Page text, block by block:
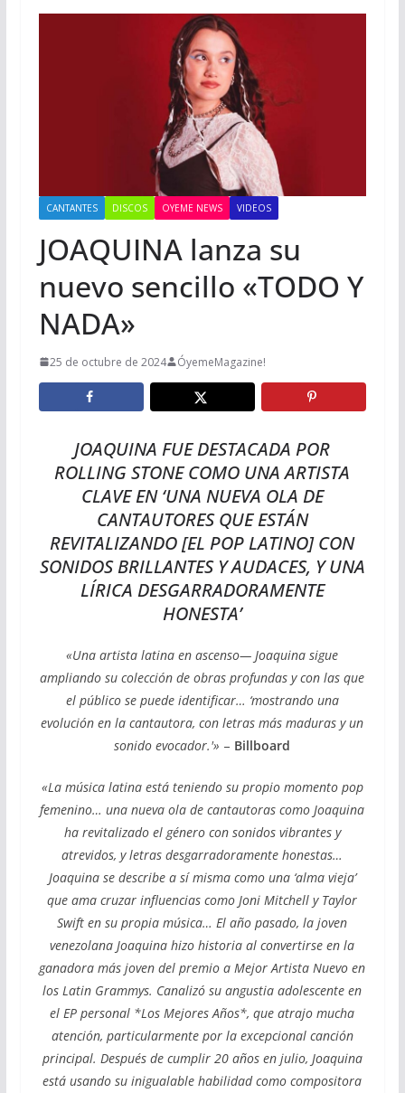
CANTANTES DISCOS OYEME NEWS VIDEOS
JOAQUINA lanza su
nuevo sencillo «TODO Y
NADA»
25 de octubre de 2024 ÓyemeMagazine!
JOAQUINA FUE DESTACADA POR
ROLLING STONE COMO UNA ARTISTA
CLAVE EN ‘UNA NUEVA OLA DE
CANTAUTORES QUE ESTÁN
REVITALIZANDO [EL POP LATINO] CON
SONIDOS BRILLANTES Y AUDACES, Y UNA
LÍRICA DESGARRADORAMENTE
HONESTA’
«Una artista latina en ascenso— Joaquina sigue
ampliando su colección de obras profundas y con las que
el público se puede identificar… ‘mostrando una
evolución en la cantautora, con letras más maduras y un
sonido evocador.'» – Billboard
«La música latina está teniendo su propio momento pop
femenino… una nueva ola de cantautoras como Joaquina
ha revitalizado el género con sonidos vibrantes y
atrevidos, y letras desgarradoramente honestas…
Joaquina se describe a sí misma como una ‘alma vieja’
que ama cruzar influencias como Joni Mitchell y Taylor
Swift en su propia música… El año pasado, la joven
venezolana Joaquina hizo historia al convertirse en la
ganadora más joven del premio a Mejor Artista Nuevo en
los Latin Grammys. Canalizó su angustia adolescente en
el EP personal *Los Mejores Años*, que atrajo mucha
atención, particularmente por la excepcional canción
principal. Después de cumplir 20 años en julio, Joaquina
está usando su inigualable habilidad como compositora